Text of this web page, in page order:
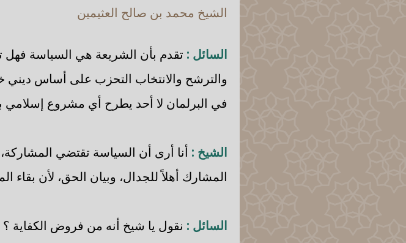
الشيخ محمد بن صالح العثيمين
السائل : تقدم بأن الشريعة هي السياسة فهل
والترشح والانتخاب التحزب على أساس ديني
في البرلمان لا أحد يطرح أي مشروع إسلامي
الشيخ : أنا أرى أن السياسة تقتضي
المشارك أهلاً للجدال، وبيان الحق، لأن بقاء
السائل : نقول يا شيخ أنه من فروض الكفاية ؟